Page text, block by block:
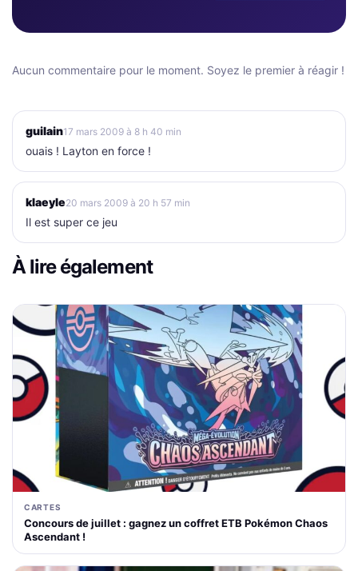
Aucun commentaire pour le moment. Soyez le premier à réagir !
guilain17 mars 2009 à 8 h 40 min
ouais ! Layton en force !
klaeyle20 mars 2009 à 20 h 57 min
Il est super ce jeu
À lire également
CARTES
Concours de juillet : gagnez un coffret ETB Pokémon Chaos
Ascendant !